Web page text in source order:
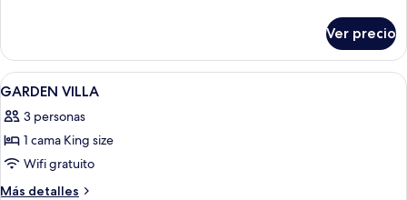
SUITE
Ver precio
Abrir
todas
las
fotos
de
GARDEN
Un dormitorio moderno con una
7
GARDEN VILLA
3 personas
1 cama King size
Wifi gratuito
Más detalles
Más